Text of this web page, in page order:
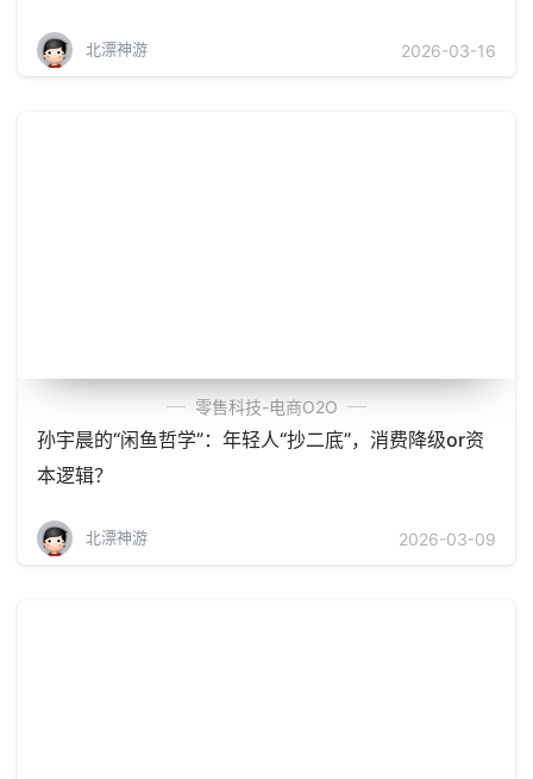
北漂神游 2026-03-16
零售科技-电商O2O
孙宇晨的“闲鱼哲学”：年轻人“抄二底”，消费降级or资
本逻辑？
北漂神游 2026-03-09